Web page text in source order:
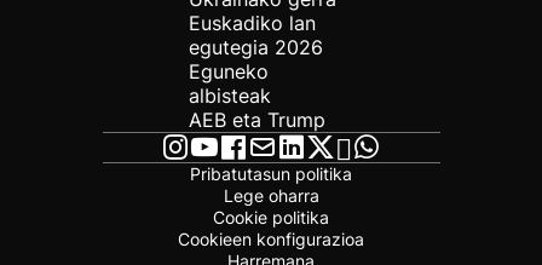
Euskadiko lan
egutegia 2026
Eguneko
albisteak
AEB eta Trump
Pribatutasun politika
Lege oharra
Cookie politika
Cookieen konfigurazioa
Harremana